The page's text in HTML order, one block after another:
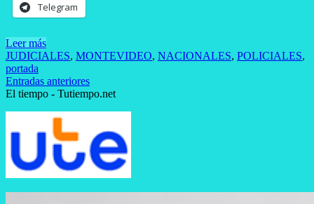
Telegram
Leer más
JUDICIALES, MONTEVIDEO, NACIONALES, POLICIALES,
portada
Navegación
de
entradas
Entradas anteriores
El tiempo - Tutiempo.net